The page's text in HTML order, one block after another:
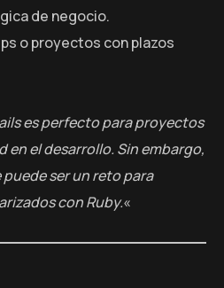
de negocio.
o proyectos con plazos
es perfecto para proyectos
en el desarrollo. Sin embargo,
ser un reto para
con Ruby.«